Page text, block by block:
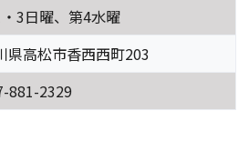
3日曜、第4水曜
県高松市香西西町203
881-2329